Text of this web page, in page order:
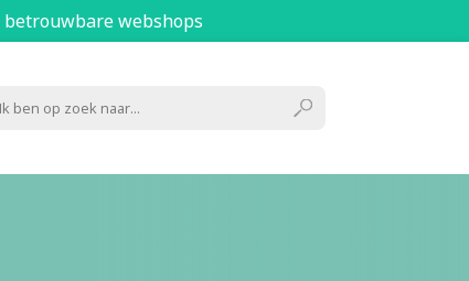
betrouwbare webshops